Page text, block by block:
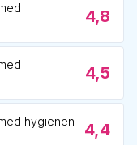
4,8
4,5
hygienen i 4,4